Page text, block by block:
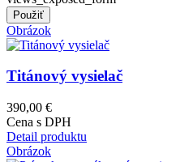
Obrázok
Titánový vysielač
390,00 €
Cena s DPH
Detail produktu
Obrázok